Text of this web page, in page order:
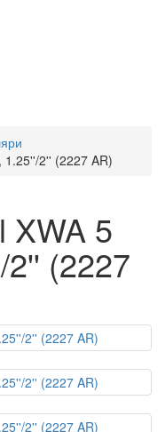
1.25''/2'' (2227 AR)
XWA 5
(2227